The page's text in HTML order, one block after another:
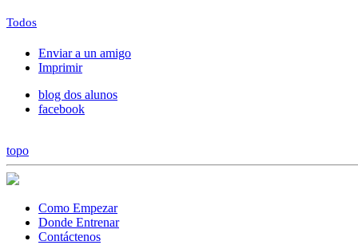
Todos
Enviar a un amigo
Imprimir
blog dos alunos
facebook
topo
Como Empezar
Donde Entrenar
Contáctenos